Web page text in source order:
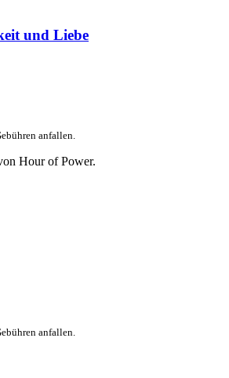
und Liebe
anfallen.
Hour of Power.
anfallen.